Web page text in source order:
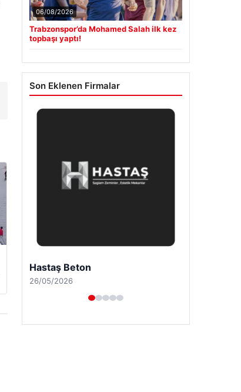
06/08/2026
Trabzonspor’da Mohamed Salah ilk kez
topbaşı yaptı!
Son Eklenen Firmalar
Enes Kaplan Avukatlık Bürosu
28/04/2026